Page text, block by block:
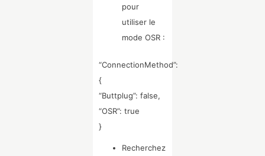
pour
utiliser le
mode OSR :
“ConnectionMethod”:
{
“Buttplug”: false,
“OSR”: true
}
Recherchez